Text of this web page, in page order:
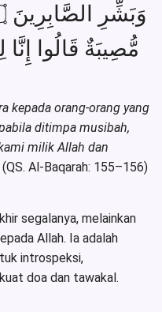
مُّصِيبَةٌ قَالُوا إِنَّا
kepada orang-orang yang
ditimpa musibah,
milik Allah dan
(QS. Al-Baqarah: 155–156)
segalanya, melainkan
Allah. Ia adalah
introspeksi,
doa dan tawakal.